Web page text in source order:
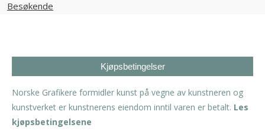
Kjøpsbetingelser
Norske Grafikere formidler kunst på vegne av kunstneren og
kunstverket er kunstnerens eiendom inntil varen er betalt. Les
kjøpsbetingelsene